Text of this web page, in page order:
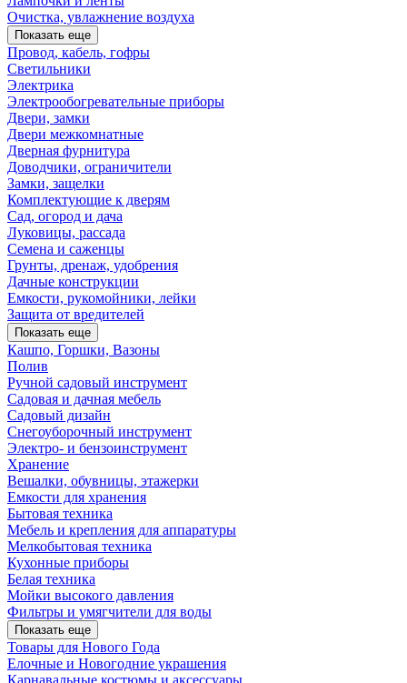
Очистка, увлажнение воздуха
Показать еще
Провод, кабель, гофры
Светильники
Электрика
Электрообогревательные приборы
Двери, замки
Двери межкомнатные
Дверная фурнитура
Доводчики, ограничители
Замки, защелки
Комплектующие к дверям
Сад, огород и дача
Луковицы, рассада
Семена и саженцы
Грунты, дренаж, удобрения
Дачные конструкции
Емкости, рукомойники, лейки
Защита от вредителей
Показать еще
Кашпо, Горшки, Вазоны
Полив
Ручной садовый инструмент
Садовая и дачная мебель
Садовый дизайн
Снегоуборочный инструмент
Электро- и бензоинструмент
Хранение
Вешалки, обувницы, этажерки
Емкости для хранения
Бытовая техника
Мебель и крепления для аппаратуры
Мелкобытовая техника
Кухонные приборы
Белая техника
Мойки высокого давления
Фильтры и умягчители для воды
Показать еще
Товары для Нового Года
Елочные и Новогодние украшения
Карнавальные костюмы и аксессуары